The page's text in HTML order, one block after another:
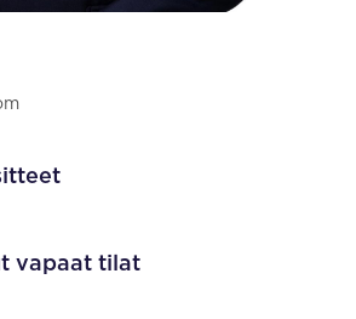
vapaat tilat